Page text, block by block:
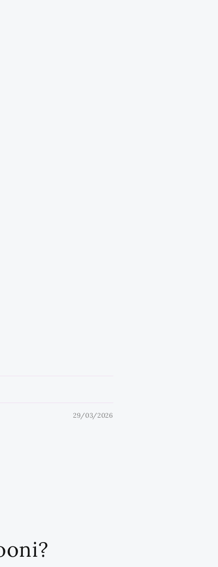
29/03/2026